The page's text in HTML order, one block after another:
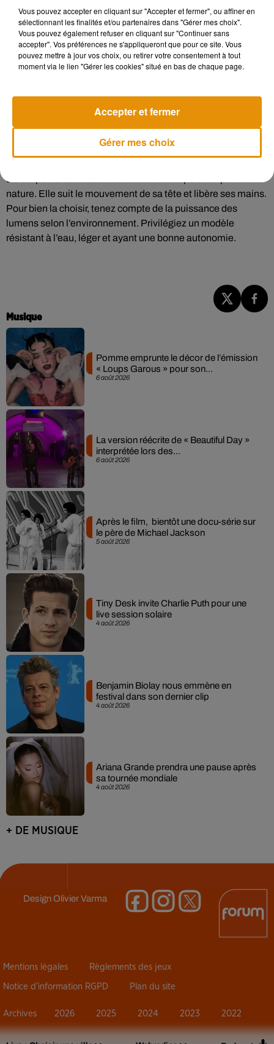
Étanchéité
Accordez une attention particulière au niveau d’étanchéité
de votre lampe frontale. L’indice de protection IPXX
renseigne sur le degré de robustesse.
Le poids influe sur le ressenti musculaire et la posture,
surtout pendant une sortie prolongée. Une lampe lourde est
susceptible de provoquer un déséquilibre gênant ou des
tensions à la nuque.
La lampe frontale est le meilleur allié du sportif en pleine
nature. Elle suit le mouvement de sa tête et libère ses mains.
Pour bien la choisir, tenez compte de la puissance des
lumens selon l’environnement. Privilégiez un modèle
résistant à l’eau, léger et ayant une bonne autonomie.
Musique
6 août 2026
Pomme emprunte le décor de l’émission
« Loups Garous » pour son...
6 août 2026
La version réécrite de « Beautiful Day »
interprétée lors des...
5 août 2026
Après le film, bientôt une docu-série sur
le père de Michael Jackson
4 août 2026
Tiny Desk invite Charlie Puth pour une
live session solaire
4 août 2026
Benjamin Biolay nous emmène en
festival dans son dernier clip
4 août 2026
Ariana Grande prendra une pause après
sa tournée mondiale
+ DE MUSIQUE
DesignOlivier Varma
Mentions légales Règlements des jeux
Notice d’information RGPD Plan du site
Archives 2026 2025 2024 2023 2022
Vous pouvez accepter en cliquant sur "Accepter et fermer", ou affiner en
sélectionnant les finalités et/ou partenaires dans "Gérer mes choix".
Vous pouvez également refuser en cliquant sur "Continuer sans
accepter". Vos préférences ne s'appliqueront que pour ce site. Vous
pouvez mettre à jour vos choix, ou retirer votre consentement à tout
moment via le lien "Gérer les cookies" situé en bas de chaque page.
Gérer mes choix
Accepter et fermer